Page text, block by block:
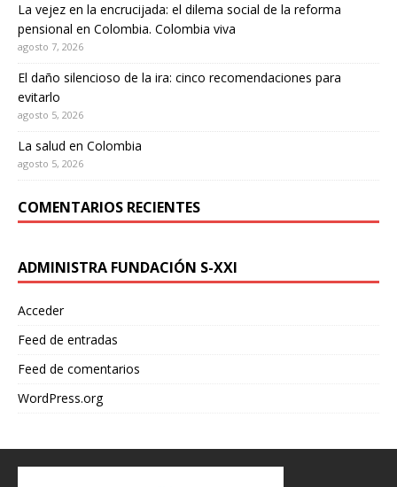
La vejez en la encrucijada: el dilema social de la reforma
pensional en Colombia. Colombia viva
agosto 7, 2026
El daño silencioso de la ira: cinco recomendaciones para
evitarlo
agosto 5, 2026
La salud en Colombia
agosto 5, 2026
COMENTARIOS RECIENTES
ADMINISTRA FUNDACIÓN S-XXI
Acceder
Feed de entradas
Feed de comentarios
WordPress.org